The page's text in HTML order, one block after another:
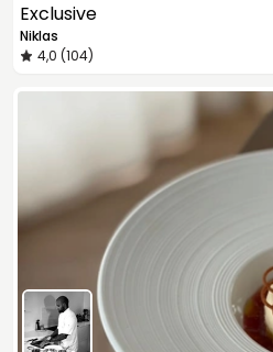
Exclusive
Niklas
4,0 (104)